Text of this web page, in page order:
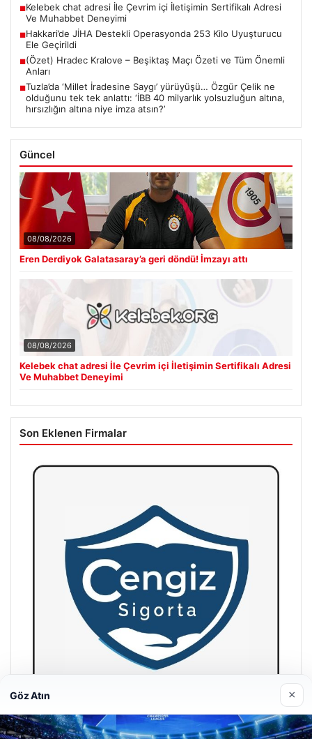
■Kelebek chat adresi İle Çevrim içi İletişimin Sertifikalı Adresi
Ve Muhabbet Deneyimi
■Hakkari’de JİHA Destekli Operasyonda 253 Kilo Uyuşturucu
Ele Geçirildi
■(Özet) Hradec Kralove – Beşiktaş Maçı Özeti ve Tüm Önemli
Anları
■Tuzla’da ‘Millet İradesine Saygı’ yürüyüşü… Özgür Çelik ne
olduğunu tek tek anlattı: ‘İBB 40 milyarlık yolsuzluğun altına,
hırsızlığın altına niye imza atsın?’
Güncel
08/08/2026
Eren Derdiyok Galatasaray’a geri döndü! İmzayı attı
08/08/2026
Kelebek chat adresi İle Çevrim içi İletişimin Sertifikalı Adresi
Ve Muhabbet Deneyimi
Son Eklenen Firmalar
Göz Atın ×